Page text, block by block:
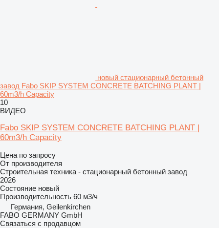
новый стационарный бетонный
завод Fabo SKIP SYSTEM CONCRETE BATCHING PLANT |
60m3/h Capacity
10
ВИДЕО
Fabo SKIP SYSTEM CONCRETE BATCHING PLANT |
60m3/h Capacity
Цена по запросу
От производителя
Строительная техника - стационарный бетонный завод
2026
Состояние новый
Производительность 60 м3/ч
Германия, Geilenkirchen
FABO GERMANY GmbH
Связаться с продавцом